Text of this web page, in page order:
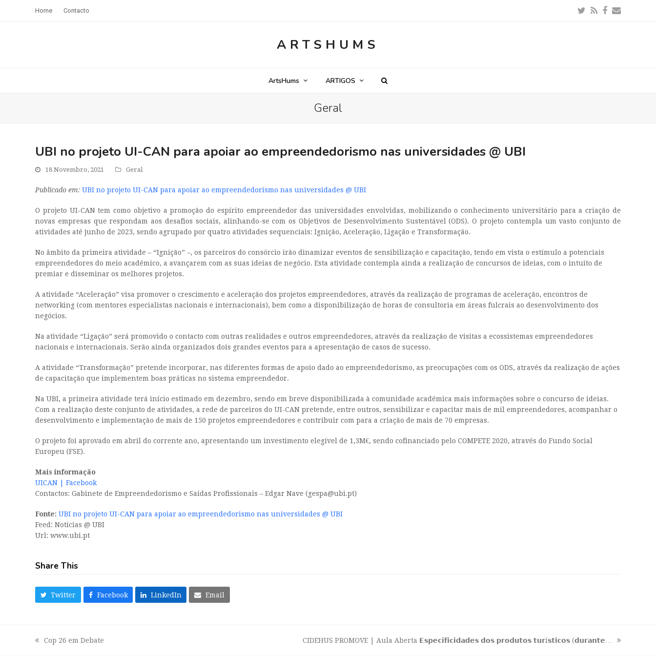
Home Contacto Twitter
RSSFacebook
Email
ARTSHUMS
ArtsHums ARTIGOS
Geral
UBI no projeto UI-CAN para apoiar ao empreendedorismo nas universidades @ UBI
18 Novembro, 2021 Geral
Publicado em: UBI no projeto UI-CAN para apoiar ao empreendedorismo nas universidades @ UBI
O projeto UI-CAN tem como objetivo a promoção do espírito empreendedor das universidades envolvidas, mobilizando o conhecimento universitário para a criação de
novas empresas que respondam aos desafios sociais, alinhando-se com os Objetivos de Desenvolvimento Sustentável (ODS). O projeto contempla um vasto conjunto de
atividades até junho de 2023, sendo agrupado por quatro atividades sequenciais: Ignição, Aceleração, Ligação e Transformação.
No âmbito da primeira atividade – “Ignição” –, os parceiros do consórcio irão dinamizar eventos de sensibilização e capacitação, tendo em vista o estímulo a potenciais
empreendedores do meio académico, a avançarem com as suas ideias de negócio. Esta atividade contempla ainda a realização de concursos de ideias, com o intuito de
premiar e disseminar os melhores projetos.
A atividade “Aceleração” visa promover o crescimento e aceleração dos projetos empreendedores, através da realização de programas de aceleração, encontros de
networking (com mentores especialistas nacionais e internacionais), bem como a disponibilização de horas de consultoria em áreas fulcrais ao desenvolvimento dos
negócios.
Na atividade “Ligação” será promovido o contacto com outras realidades e outros empreendedores, através da realização de visitas a ecossistemas empreendedores
nacionais e internacionais. Serão ainda organizados dois grandes eventos para a apresentação de casos de sucesso.
A atividade “Transformação” pretende incorporar, nas diferentes formas de apoio dado ao empreendedorismo, as preocupações com os ODS, através da realização de ações
de capacitação que implementem boas práticas no sistema empreendedor.
Na UBI, a primeira atividade terá início estimado em dezembro, sendo em breve disponibilizada à comunidade académica mais informações sobre o concurso de ideias.
Com a realização deste conjunto de atividades, a rede de parceiros do UI-CAN pretende, entre outros, sensibilizar e capacitar mais de mil empreendedores, acompanhar o
desenvolvimento e implementação de mais de 150 projetos empreendedores e contribuir com para a criação de mais de 70 empresas.
O projeto foi aprovado em abril do corrente ano, apresentando um investimento elegível de 1,3M€, sendo cofinanciado pelo COMPETE 2020, através do Fundo Social
Europeu (FSE).
Mais informação
UICAN | Facebook
Contactos: Gabinete de Empreendedorismo e Saídas Profissionais – Edgar Nave (gespa@ubi.pt)
Fonte: UBI no projeto UI-CAN para apoiar ao empreendedorismo nas universidades @ UBI
Feed: Notícias @ UBI
Url: www.ubi.pt
Share This
Twitter Facebook LinkedIn Email
previous
Cop 26 em Debate
next
CIDEHUS PROMOVE | Aula Aberta 𝗘𝘀𝗽𝗲𝗰𝗶𝗳𝗶𝗰𝗶𝗱𝗮𝗱𝗲𝘀 𝗱𝗼𝘀 𝗽𝗿𝗼𝗱𝘂𝘁𝗼𝘀 𝘁𝘂𝗿í𝘀𝘁𝗶𝗰𝗼𝘀 (𝗱𝘂𝗿𝗮𝗻𝘁𝗲…